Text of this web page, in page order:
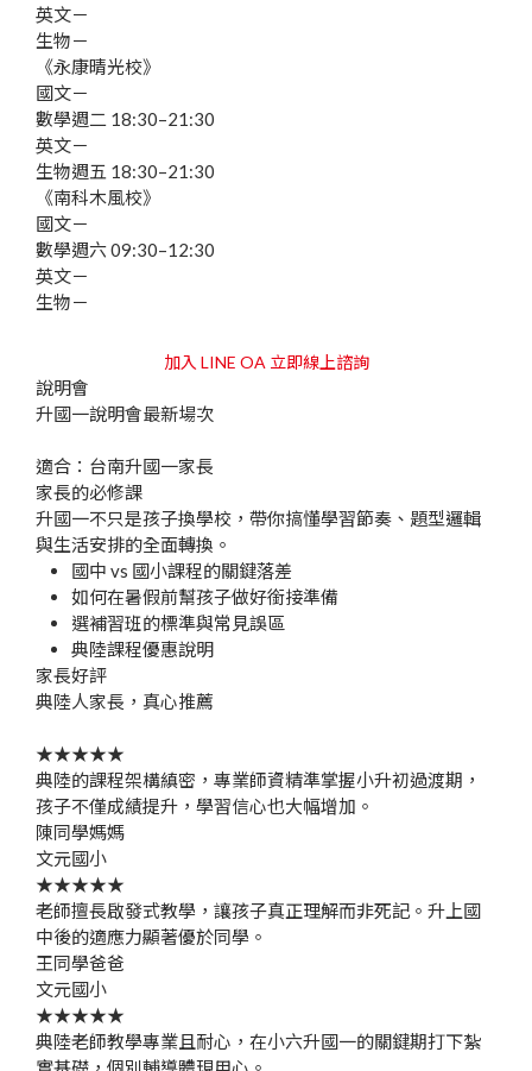
英文－
生物－
《永康晴光校》
國文－
數學週二 18:30–21:30
英文－
生物週五 18:30–21:30
《南科木風校》
國文－
數學週六 09:30–12:30
英文－
生物－
加入 LINE OA 立即線上諮詢
說明會
升國一說明會最新場次
適合：台南升國一家長
家長的必修課
升國一不只是孩子換學校，帶你搞懂學習節奏、題型邏輯
與生活安排的全面轉換。
國中 vs 國小課程的關鍵落差
如何在暑假前幫孩子做好銜接準備
選補習班的標準與常見誤區
典陸課程優惠說明
家長好評
典陸人家長， 真心推薦
★★★★★
典陸的課程架構縝密，專業師資精準掌握小升初過渡期，
孩子不僅成績提升，學習信心也大幅增加。
陳同學媽媽
文元國小
★★★★★
老師擅長啟發式教學，讓孩子真正理解而非死記。升上國
中後的適應力顯著優於同學。
王同學爸爸
文元國小
★★★★★
典陸老師教學專業且耐心，在小六升國一的關鍵期打下紮